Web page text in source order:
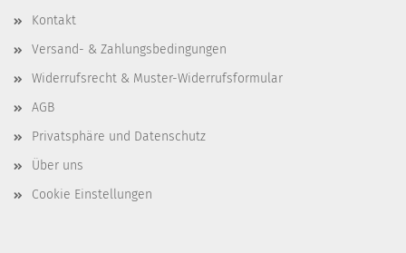
Kontakt
Versand- & Zahlungsbedingungen
Widerrufsrecht & Muster-Widerrufsformular
AGB
Privatsphäre und Datenschutz
Über uns
Cookie Einstellungen